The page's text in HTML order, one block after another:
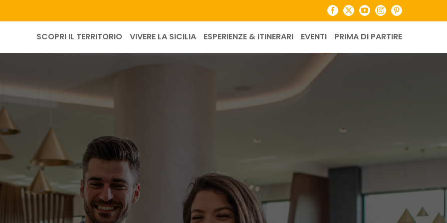
Facebook
X YouTubeInstagramPinterest
SCOPRI IL TERRITORIO VIVERE LA SICILIA ESPERIENZE & ITINERARI EVENTI PRIMA DI PARTIRE